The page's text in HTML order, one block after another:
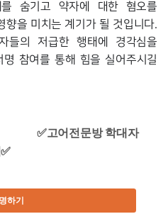
를 숨기고 약자에 대한 혐오를
향을 미치는 계기가 될 것입니다.
들의 저급한 행태에 경각심을
참여를 통해 힘을 실어주시길
✅고어전문방 학대자
✅
하기